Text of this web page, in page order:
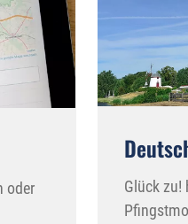
oder
Glück zu!